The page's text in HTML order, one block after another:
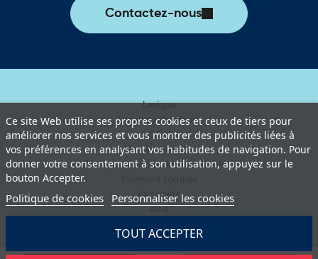
Ce site Web utilise ses propres cookies et ceux de tiers pour
améliorer nos services et vous montrer des publicités liées à
vos préférences en analysant vos habitudes de navigation. Pour
donner votre consentement à son utilisation, appuyez sur le
bouton Accepter.
Politique de cookies Personnaliser les cookies
TOUT ACCEPTER
Contactez-nous
Lexique
Livraison et retours
C.G.V
Mentions légales
Politique de protection des données
La société
Blog